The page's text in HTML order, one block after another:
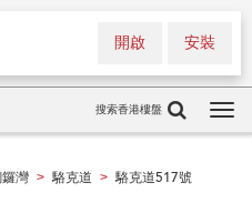
安裝
開啟
搜索香港樓盤
灣 > 駱克道 > 駱克道517號